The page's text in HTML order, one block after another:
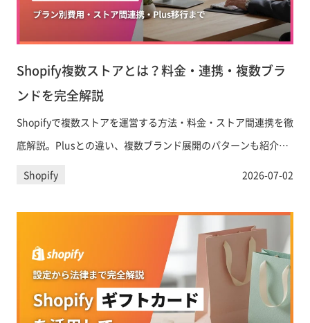
Shopify複数ストアとは？料金・連携・複数ブラ
ンドを完全解説
Shopifyで複数ストアを運営する方法・料金・ストア間連携を徹
底解説。Plusとの違い、複数ブランド展開のパターンも紹介。
まずは無料相談を。
Shopify 2026-07-02